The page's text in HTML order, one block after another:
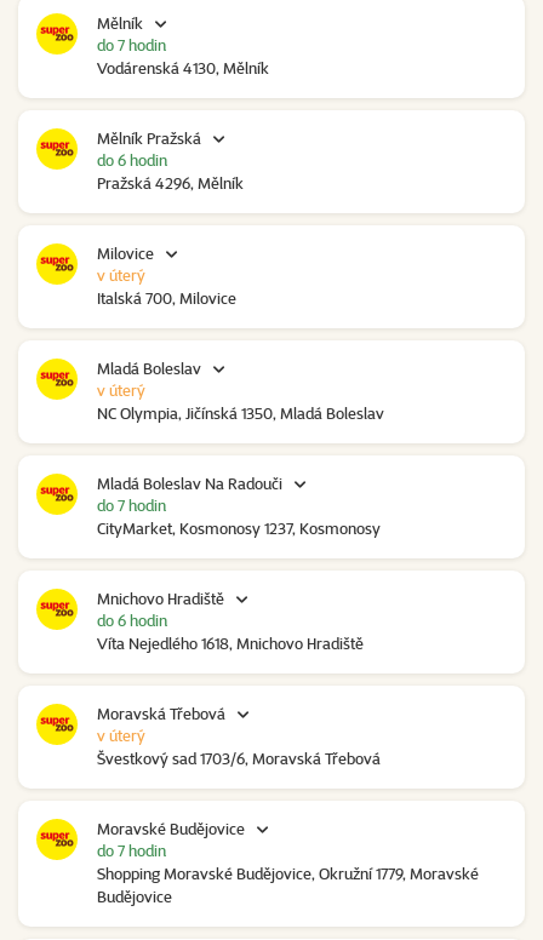
Mělník
Vodárenská 4130, Mělník
do 7 hodin
Mělník Pražská
Pražská 4296, Mělník
do 6 hodin
Milovice
Italská 700, Milovice
v úterý
Mladá Boleslav
NC Olympia, Jičínská 1350, Mladá Boleslav
v úterý
Mladá Boleslav Na Radouči
CityMarket, Kosmonosy 1237, Kosmonosy
do 7 hodin
Mnichovo Hradiště
Víta Nejedlého 1618, Mnichovo Hradiště
do 6 hodin
Moravská Třebová
Švestkový sad 1703/6, Moravská Třebová
v úterý
Moravské Budějovice
Shopping Moravské Budějovice, Okružní 1779, Moravské
Budějovice
do 7 hodin